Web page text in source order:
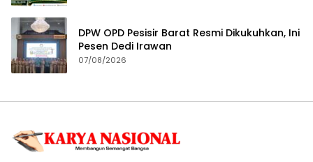
DPW OPD Pesisir Barat Resmi Dikukuhkan, Ini
Pesen Dedi Irawan
07/08/2026